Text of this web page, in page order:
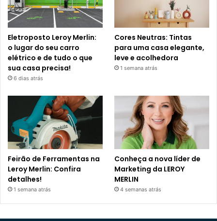
Eletroposto Leroy Merlin:
o lugar do seu carro
elétrico e de tudo o que
sua casa precisa!
6 dias atrás
Cores Neutras: Tintas
para uma casa elegante,
leve e acolhedora
1 semana atrás
Feirão de Ferramentas na
Leroy Merlin: Confira
detalhes!
1 semana atrás
Conheça a nova líder de
Marketing da LEROY
MERLIN
4 semanas atrás